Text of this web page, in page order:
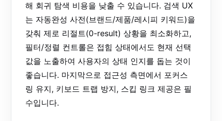
해 회귀 탐색 비용을 낮출 수 있습니다. 검색 UX
는 자동완성 사전(브랜드/제품/레시피 키워드)을
갖춰 제로 리절트(0-result) 상황을 최소화하고,
필터/정렬 컨트롤은 접힘 상태에서도 현재 선택
값을 노출하여 사용자의 상태 인지를 돕는 것이
좋습니다. 마지막으로 접근성 측면에서 포커스
링 유지, 키보드 트랩 방지, 스킵 링크 제공은 필
수입니다.